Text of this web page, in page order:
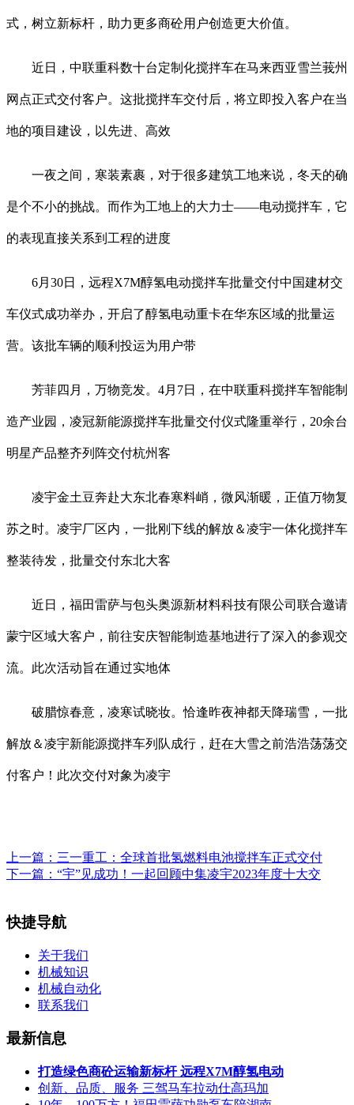
式，树立新标杆，助力更多商砼用户创造更大价值。
近日，中联重科数十台定制化搅拌车在马来西亚雪兰莪州
网点正式交付客户。这批搅拌车交付后，将立即投入客户在当
地的项目建设，以先进、高效
一夜之间，寒装素裹，对于很多建筑工地来说，冬天的确
是个不小的挑战。而作为工地上的大力士——电动搅拌车，它
的表现直接关系到工程的进度
6月30日，远程X7M醇氢电动搅拌车批量交付中国建材交
车仪式成功举办，开启了醇氢电动重卡在华东区域的批量运
营。该批车辆的顺利投运为用户带
芳菲四月，万物竞发。4月7日，在中联重科搅拌车智能制
造产业园，凌冠新能源搅拌车批量交付仪式隆重举行，20余台
明星产品整齐列阵交付杭州客
凌宇金土豆奔赴大东北春寒料峭，微风渐暖，正值万物复
苏之时。凌宇厂区内，一批刚下线的解放＆凌宇一体化搅拌车
整装待发，批量交付东北大客
近日，福田雷萨与包头奥源新材料科技有限公司联合邀请
蒙宁区域大客户，前往安庆智能制造基地进行了深入的参观交
流。此次活动旨在通过实地体
破腊惊春意，凌寒试晓妆。恰逢昨夜神都天降瑞雪，一批
解放＆凌宇新能源搅拌车列队成行，赶在大雪之前浩浩荡荡交
付客户！此次交付对象为凌宇
上一篇： 三一重工：全球首批氢燃料电池搅拌车正式交付
下一篇： “宇”见成功！一起回顾中集凌宇2023年度十大交
快捷导航
关于我们
机械知识
机械自动化
联系我们
最新信息
打造绿色商砼运输新标杆 远程X7M醇氢电动
创新、品质、服务 三驾马车拉动仕高玛加